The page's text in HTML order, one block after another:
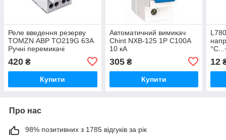
Реле введення резерву
TOMZN АВР TO219G 63А
Ручні перемикачі
для зарядної станції
420 ₴
Купити
Автоматичний вимикач
Chint NXB-125 1P C100А
10 кА
305₴
Купити
12
Про нас
98% позитивних з 1785 відгуків за рік